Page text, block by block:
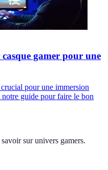
gamer pour une
pour une immersion
guide pour faire le bon
sur univers gamers.